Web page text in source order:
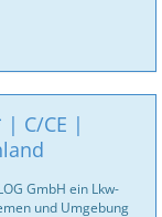
| C/CE |
GmbH ein Lkw-
und Umgebung